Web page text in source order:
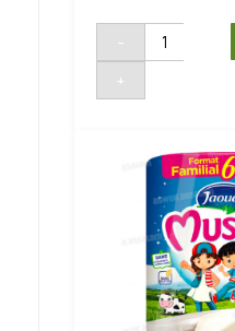
-
quantité
FROMAGE
125G
+